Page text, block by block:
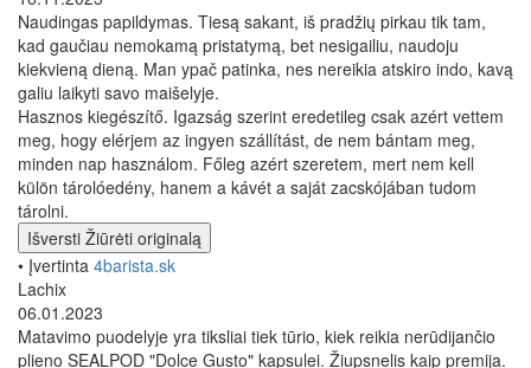
Naudingas papildymas. Tiesą sakant, iš pradžių pirkau tik tam,
kad gaučiau nemokamą pristatymą, bet nesigailiu, naudoju
kiekvieną dieną. Man ypač patinka, nes nereikia atskiro indo, kavą
galiu laikyti savo maišelyje.
Hasznos kiegészítő. Igazság szerint eredetileg csak azért vettem
meg, hogy elérjem az ingyen szállítást, de nem bántam meg,
minden nap használom. Főleg azért szeretem, mert nem kell
külön tárolóedény, hanem a kávét a saját zacskójában tudom
tárolni.
Išversti Žiūrėti originalą
• Įvertinta 4barista.sk
Lachix
06.01.2023
Matavimo puodelyje yra tiksliai tiek tūrio, kiek reikia nerūdijančio
plieno SEALPOD "Dolce Gusto" kapsulei. Žiupsnelis kaip premija.